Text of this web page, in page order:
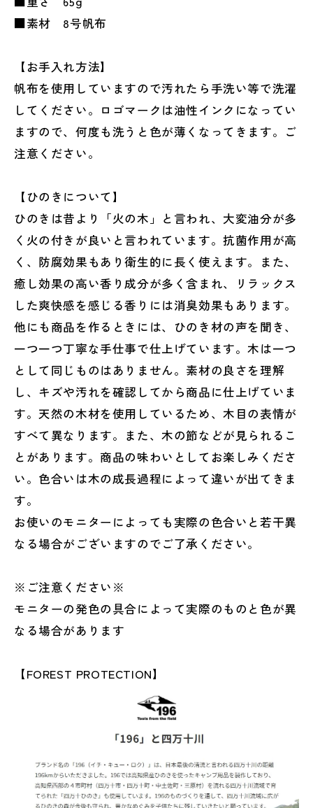
■素材 8号帆布
【お手入れ方法】
帆布を使用していますので汚れたら手洗い等で洗濯
してください。ロゴマークは油性インクになってい
ますので、何度も洗うと色が薄くなってきます。ご
注意ください。
【ひのきについて】
ひのきは昔より「火の木」と言われ、大変油分が多
く火の付きが良いと言われています。抗菌作用が高
く、防腐効果もあり衛生的に長く使えます。また、
癒し効果の高い香り成分が多く含まれ、リラックス
した爽快感を感じる香りには消臭効果もあります。
他にも商品を作るときには、ひのき材の声を聞き、
一つ一つ丁寧な手仕事で仕上げています。木は一つ
として同じものはありません。素材の良さを理解
し、キズや汚れを確認してから商品に仕上げていま
す。天然の木材を使用しているため、木目の表情が
すべて異なります。また、木の節などが見られるこ
とがあります。商品の味わいとしてお楽しみくださ
い。色合いは木の成長過程によって違いが出てきま
す。
お使いのモニターによっても実際の色合いと若干異
なる場合がございますのでご了承ください。
※ご注意ください※
モニターの発色の具合によって実際のものと色が異
なる場合があります
【FOREST PROTECTION】